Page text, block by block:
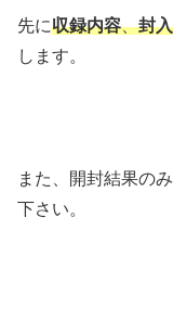
先に収録内容、封
します。
また、開封結果の
下さい。